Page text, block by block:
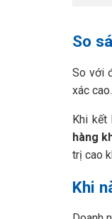
So
So với
xác
Khi kết
hàng
trị cao
Khi